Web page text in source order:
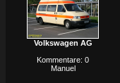
Volkswagen AG
Kommentare: 0
Manuel